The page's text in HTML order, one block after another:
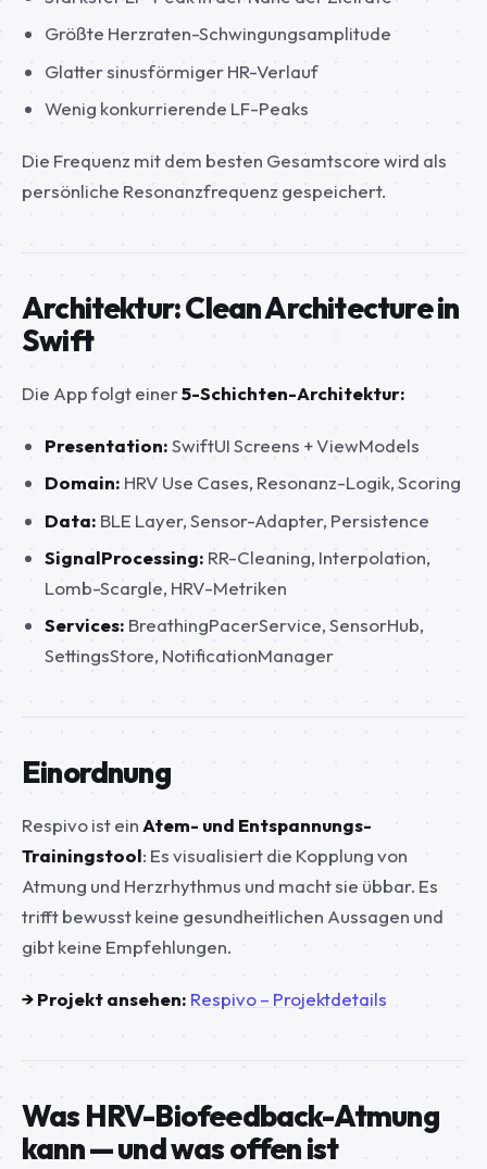
Größte Herzraten-Schwingungsamplitude
Glatter sinusförmiger HR-Verlauf
Wenig konkurrierende LF-Peaks
Die Frequenz mit dem besten Gesamtscore wird als
persönliche Resonanzfrequenz gespeichert.
Architektur: Clean Architecture in
Swift
Die App folgt einer5-Schichten-Architektur:
Presentation:SwiftUI Screens + ViewModels
Domain: HRV Use Cases, Resonanz-Logik, Scoring
Data: BLE Layer, Sensor-Adapter, Persistence
SignalProcessing: RR-Cleaning, Interpolation,
Lomb-Scargle, HRV-Metriken
Services: BreathingPacerService, SensorHub,
SettingsStore, NotificationManager
Einordnung
Respivo ist einAtem- und Entspannungs-
Trainingstool: Es visualisiert die Kopplung von
Atmung und Herzrhythmus und macht sie übbar. Es
trifft bewusst keine gesundheitlichen Aussagen und
gibt keine Empfehlungen.
→ Projekt ansehen: Respivo – Projektdetails
Was HRV-Biofeedback-Atmung
kann — und was offen ist